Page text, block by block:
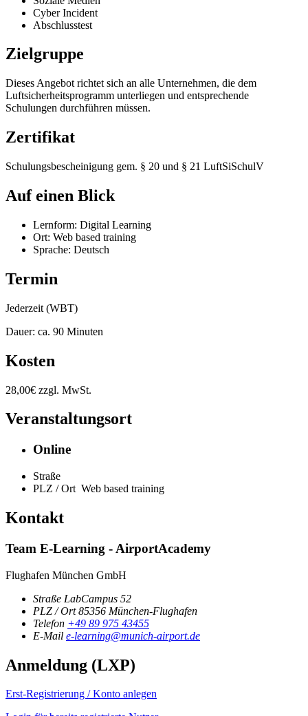
Cyber Incident
Abschlusstest
Zielgruppe
Dieses Angebot richtet sich an alle Unternehmen, die dem
Luftsicherheitsprogramm unterliegen und entsprechende
Schulungen durchführen müssen.
Zertifikat
Schulungsbescheinigung gem. § 20 und § 21 LuftSiSchulV
Auf einen Blick
Lernform: Digital Learning
Ort: Web based training
Sprache: Deutsch
Termin
Jederzeit (WBT)
Dauer: ca. 90 Minuten
Kosten
28,00€ zzgl. MwSt.
Veranstaltungsort
Online
Straße
PLZ / Ort Web based training
Kontakt
Team E-Learning - AirportAcademy
Flughafen München GmbH
Straße LabCampus 52
PLZ / Ort 85356 München-Flughafen
Telefon +49 89 975 43455
E-Mail e-learning@munich-airport.de
Anmeldung (LXP)
Erst-Registrierung / Konto anlegen